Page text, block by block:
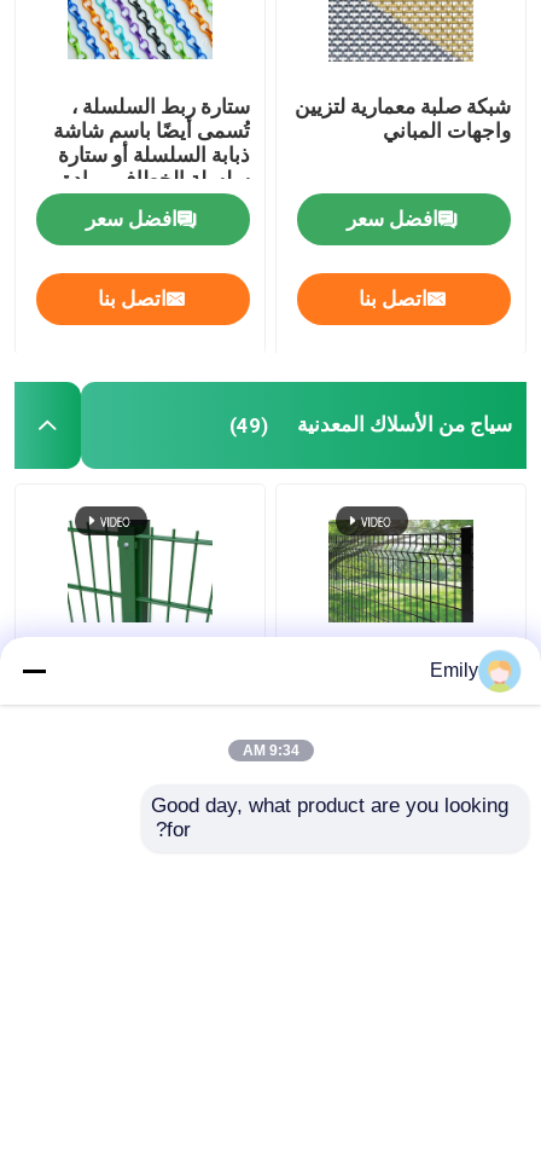
شبكة صلبة معمارية لتزيين
واجهات المباني
افضل سعر
اتصل بنا
ستارة ربط السلسلة ،
تُسمى أيضًا باسم شاشة
ذبابة السلسلة أو ستارة
سلسلة الخطاف ، مادة
الألومنيوم المؤكسد
افضل سعر
اتصل بنا
سياج من الأسلاك المعدنية (49)
أمان معدني سياج من
سياج سلك مزدوج بعرض
Emily
9:34 AM
Good day, what product are you looking
for?